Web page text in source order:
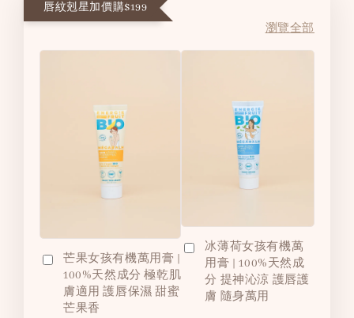
唇紋剋星加價購$199
瀏覽全部
芒果女孩有機萬用膏 |
100%天然成分 極乾肌
膚適用 護唇保濕 甜蜜
芒果香
冰薄荷女孩有機萬
用膏 | 100%天然成
分 提神沁涼 護唇護
膚 隨身萬用